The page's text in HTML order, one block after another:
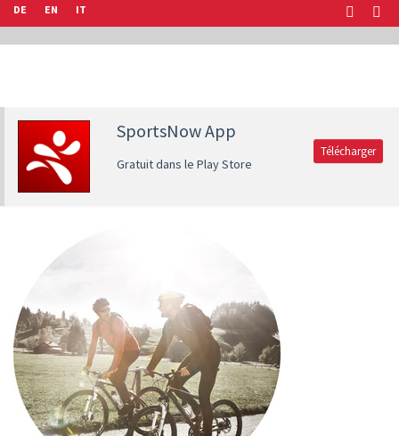
DE EN IT
SportsNow App
Gratuit dans le Play Store
Télécharger